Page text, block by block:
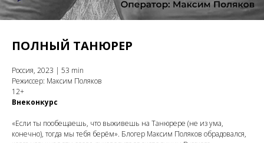
ПОЛНЫЙ ТАНЮРЕР
Россия, 2023 | 53 min
Режиссер: Максим Поляков
12+
Внеконкурс
«Если ты пообещаешь, что выживешь на Танюрере (не из ума,
конечно), тогда мы тебя берём». Блогер Максим Поляков обрадовался,